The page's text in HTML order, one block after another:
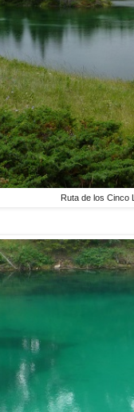
Ruta de los Cinco